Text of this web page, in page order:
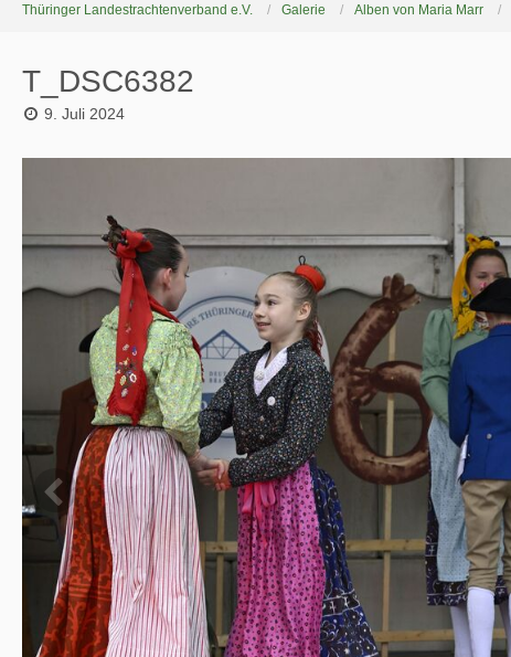
Thüringer Landestrachtenverband e.V. Galerie Alben von Maria Marr
T_DSC6382
9. Juli 2024